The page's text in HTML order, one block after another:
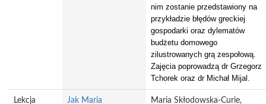
nim zostanie przedstawiony na
przykładzie błędów greckiej
gospodarki oraz dylematów
budżetu domowego
zilustrowanych grą zespołową.
Zajęcia poprowadzą dr Grzegorz
Tchorek oraz dr Michał Mijal.
Lekcja
Jak Maria
Maria Skłodowska-Curie,